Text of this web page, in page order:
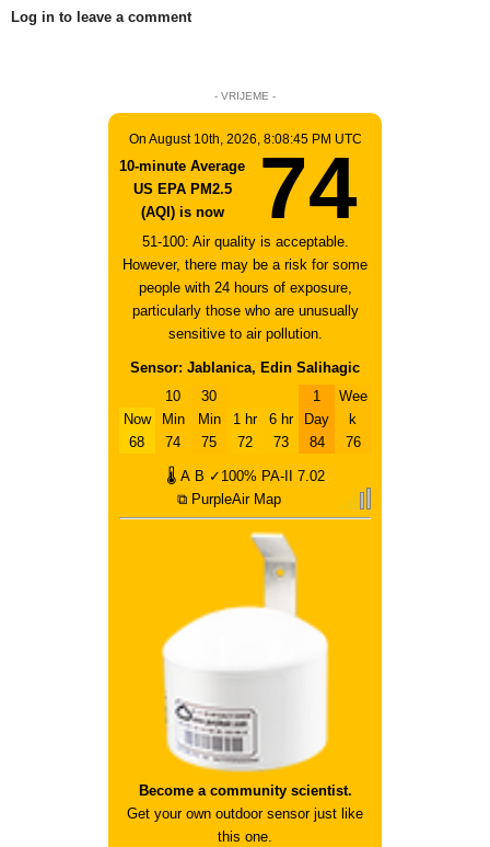
Log in to leave a comment
- VRIJEME -
On August 10th, 2026, 8:08:45 PM UTC
10-minute Average
US EPA PM2.5
(AQI) is now
74
51-100: Air quality is acceptable.
However, there may be a risk for some
people with 24 hours of exposure,
particularly those who are unusually
sensitive to air pollution.
Sensor: Jablanica, Edin Salihagic
Now
68
10
Min
74
30
Min
75
1 hr
72
6 hr
73
1
Day
84
Wee
k
76
🌡 A B ✓100% PA-II
7.02
⧉ PurpleAir Map
Become a community scientist.
Get your own outdoor sensor just like
this one.